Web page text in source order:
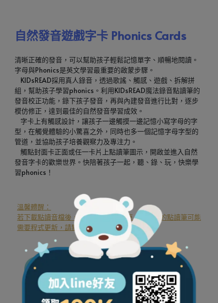
自然發音遊戲字卡 Phonics Cards
清晰正確的發音，可以幫助孩子輕鬆記憶單字、順暢地閱讀。
字母與Phonics是英文學習最重要的啟蒙步驟。
KIDsREAD採用真人錄音，透過歌謠、觸感、遊戲、拆解拼
組，幫助孩子學習phonics。利用KIDsREAD魔法錄音點讀筆的
發音校正功能，錄下孩子發音，再與內建發音進行比對，逐步
模仿修正，達到最佳的自然發音學習成效。
字卡上有觸感設計，讓孩子一邊觸摸一邊記憶小寫字母的字
型，在觸覺體驗的小驚喜之外，同時也多一個記憶字母字型的
管道，並協助孩子培養觀察力及專注力。
觸點封面卡正面或任一卡片上點讀筆圖示，開啟並進入自然
發音字卡的歡樂世界。快陪著孩子一起，聽、錄、玩，快樂學
習phonics！
溫馨體醒：
若下載點讀音檔後，點讀此書仍無反應，表示您的點讀筆可能
需要程式更新，請點擊下方圖示